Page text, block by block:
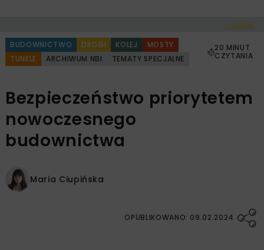
< Cofnij
BUDOWNICTWO DROGI KOLEJ
MOSTY
TUNELE
ARCHIWUM NBI TEMATY SPECJALNE
20 MINUT
CZYTANIA
Bezpieczeństwo priorytetem
nowoczesnego
budownictwa
Maria Ciupińska
OPUBLIKOWANO: 09.02.2024